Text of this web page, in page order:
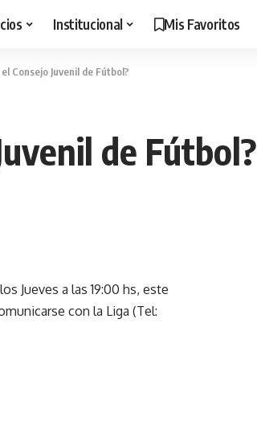
Institucional Mis Favoritos
Consejo Juvenil de Fútbol?
de Fútbol?
Jueves a las 19:00 hs, este
con la Liga (Tel: